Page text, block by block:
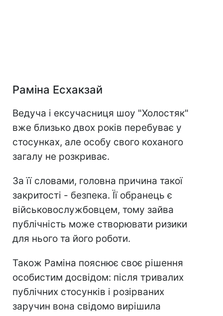
Раміна Есхакзай
Ведуча і ексучасниця шоу "Холостяк"
вже близько двох років перебуває у
стосунках, але особу свого коханого
загалу не розкриває.
За її словами, головна причина такої
закритості - безпека. Її обранець є
військовослужбовцем, тому зайва
публічність може створювати ризики
для нього та його роботи.
Також Раміна пояснює своє рішення
особистим досвідом: після тривалих
публічних стосунків і розірваних
заручин вона свідомо вирішила